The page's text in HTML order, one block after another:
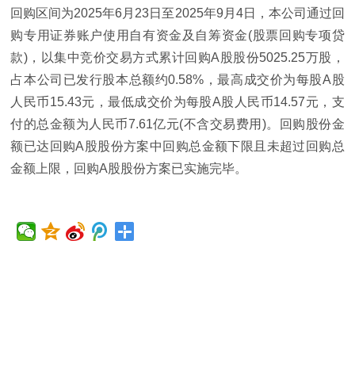
回购区间为2025年6月23日至2025年9月4日，本公司通过回
购专用证券账户使用自有资金及自筹资金(股票回购专项贷
款)，以集中竞价交易方式累计回购A股股份5025.25万股，
占本公司已发行股本总额约0.58%，最高成交价为每股A股
人民币15.43元，最低成交价为每股A股人民币14.57元，支
付的总金额为人民币7.61亿元(不含交易费用)。回购股份金
额已达回购A股股份方案中回购总金额下限且未超过回购总
金额上限，回购A股股份方案已实施完毕。